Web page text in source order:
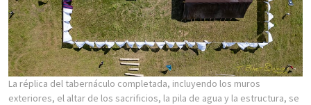
La réplica del tabernáculo completada, incluyendo los muros
exteriores, el altar de los sacrificios, la pila de agua y la estructura, se